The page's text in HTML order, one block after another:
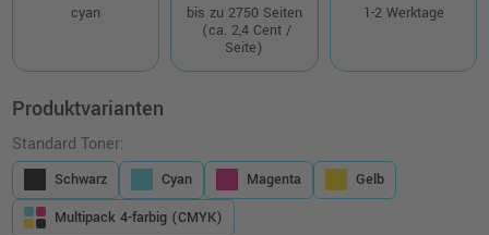
cyan
bis zu 2750 Seiten
(ca. 2,4 Cent /
Seite)
1-2 Werktage
Produktvarianten
Standard Toner:
Schwarz Cyan Magenta
Gelb
Multipack 4-farbig (CMYK)